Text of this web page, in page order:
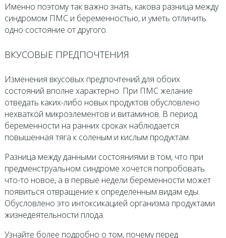
Именно поэтому так важно знать, какова разница между
синдромом ПМС и беременностью, и уметь отличить
одно состояние от другого.
ВКУСОВЫЕ ПРЕДПОЧТЕНИЯ
Изменения вкусовых предпочтений для обоих
состояний вполне характерно. При ПМС желание
отведать каких-либо новых продуктов обусловлено
нехваткой микроэлементов и витаминов. В период
беременности на ранних сроках наблюдается
повышенная тяга к соленым и кислым продуктам.
Разница между данными состояниями в том, что при
предменструальном синдроме хочется попробовать
что-то новое, а в первые недели беременности может
появиться отвращение к определенным видам еды.
Обусловлено это интоксикацией организма продуктами
жизнедеятельности плода.
Узнайте более подробно о том, почему перед